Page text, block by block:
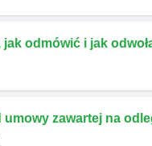
odmówić i jak
zawartej na